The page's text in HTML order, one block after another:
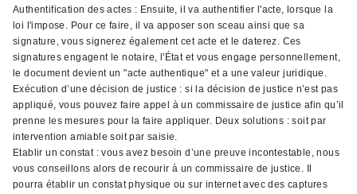
Authentification des actes : Ensuite, il va authentifier l'acte, lorsque la
loi l'impose. Pour ce faire, il va apposer son sceau ainsi que sa
signature, vous signerez également cet acte et le daterez. Ces
signatures engagent le notaire, l'État et vous engage personnellement,
le document devient un "acte authentique" et a une valeur juridique.
Exécution d’une décision de justice : si la décision de justice n’est pas
appliqué, vous pouvez faire appel à un commissaire de justice afin qu’il
prenne les mesures pour la faire appliquer. Deux solutions : soit par
intervention amiable soit par saisie.
Etablir un constat : vous avez besoin d’une preuve incontestable, nous
vous conseillons alors de recourir à un commissaire de justice. Il
pourra établir un constat physique ou sur internet avec des captures